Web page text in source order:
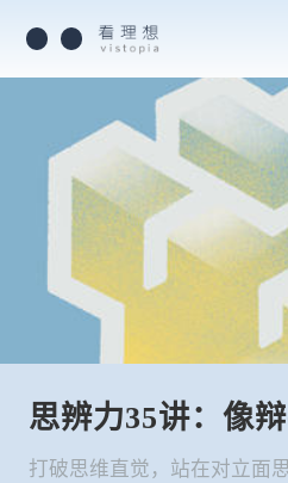
思辨力35讲：像
打破思维直觉，站在对立面